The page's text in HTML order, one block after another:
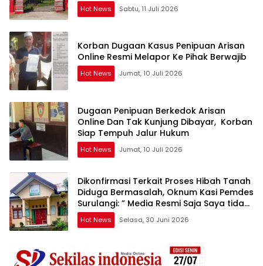
Kehutanan Bulurokeng Turun Tangan
Hot News Sabtu, 11 Juli 2026
Korban Dugaan Kasus Penipuan Arisan
Online Resmi Melapor Ke Pihak Berwajib
Hot News Jumat, 10 Juli 2026
Dugaan Penipuan Berkedok Arisan
Online Dan Tak Kunjung Dibayar, Korban
Siap Tempuh Jalur Hukum
Hot News Jumat, 10 Juli 2026
Dikonfirmasi Terkait Proses Hibah Tanah
Diduga Bermasalah, Oknum Kasi Pemdes
Surulangi: ” Media Resmi Saja Saya tidak
Takut apalagi Media Abal Abal Seperti
Kalian”
Hot News Selasa, 30 Juni 2026